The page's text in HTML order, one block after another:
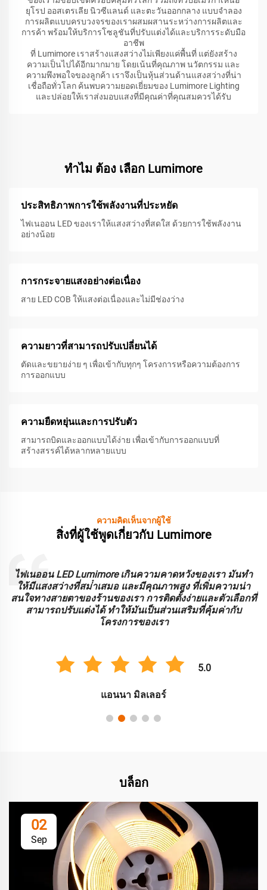
ยุโรป ออสเตรเลีย นิวซีแลนด์ และตะวันออกกลาง แบบจำลอง
การผลิตแบบครบวงจรของเราผสมผสานระหว่างการผลิตและ
การค้า พร้อมให้บริการโซลูชันที่ปรับแต่งได้และบริการระดับมือ
อาชีพ
ที่ Lumimore เราสร้างแสงสว่างไม่เพียงแค่พื้นที่ แต่ยังสร้าง
ความเป็นไปได้อีกมากมาย โดยเน้นที่คุณภาพ นวัตกรรม และ
ความพึงพอใจของลูกค้า เราจึงเป็นหุ้นส่วนด้านแสงสว่างที่น่า
เชื่อถือทั่วโลก ค้นพบความยอดเยี่ยมของ Lumimore Lighting
และปล่อยให้เราส่งมอบแสงที่มีคุณค่าที่คุณสมควรได้รับ
ทําไม ต้อง เลือก Lumimore
ประสิทธิภาพการใช้พลังงานที่ประหยัด
ไฟเนออน LED ของเราให้แสงสว่างที่สดใส ด้วยการใช้พลังงาน
อย่างน้อย
การกระจายแสงอย่างต่อเนื่อง
สาย LED COB ให้แสงต่อเนื่องและไม่มีช่องว่าง
ความยาวที่สามารถปรับเปลี่ยนได้
ตัดและขยายง่าย ๆ เพื่อเข้ากับทุกๆ โครงการหรือความต้องการ
การออกแบบ
ความยืดหยุ่นและการปรับตัว
สามารถบิดและออกแบบได้ง่าย เพื่อเข้ากับการออกแบบที่
สร้างสรรค์ได้หลากหลายแบบ
ความคิดเห็นจากผู้ใช้
สิ่งที่ผู้ใช้พูดเกี่ยวกับ Lumimore
ไฟเนออน LED Lumimore เกินความคาดหวังของเรา มันทํา
ให้มีแสงสว่างที่สม่ําเสมอ และมีคุณภาพสูง ที่เพิ่มความน่า
สนใจทางสายตาของร้านของเรา การติดตั้งง่ายและตัวเลือกที่
สามารถปรับแต่งได้ ทําให้มันเป็นส่วนเสริมที่คุ้มค่ากับ
โครงการของเรา
5.0
แอนนา มิลเลอร์
บล็อก
02
Sep